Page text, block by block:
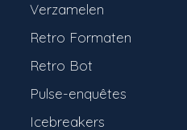
Verzamelen
Retro Formaten
Retro Bot
Pulse-enquêtes
Icebreakers